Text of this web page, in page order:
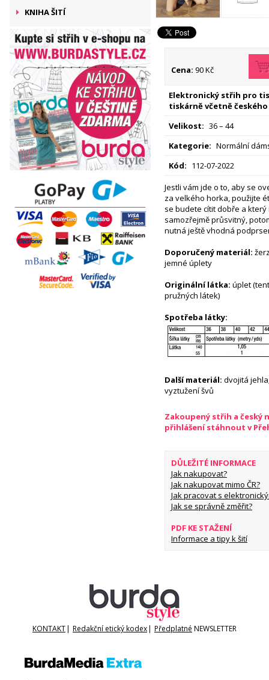
KNIHA ŠITÍ
Cena: 90 Kč
Elektronický střih pro
tiskárně včetně českého
Velikost: 36 – 44
Kategorie: Normální
Kód: 112-07-2022
Jestli vám jde o to, aby se
za velkého horka, použijte
se budete cítit dobře a
samozřejmě průsvitný,
nutná ještě vhodná
Doporučený materiál:
jemné úplety
Originální látka: úplet
pružných látek)
Spotřeba látky:
Další materiál: dvojitá
vyztužení švů
Zakoupený střih a český
přihlášení stáhnout v
DŮLEŽITÉ INFORMACE
Jak nakupovat?
Jak nakupovat mimo ČR?
Jak pracovat s
Jak se správně změřit?
PDF KE STAŽENÍ
Informace a tipy k šití
KONTAKT| Redakční etický kodex| Předplatné NEWSLETTER